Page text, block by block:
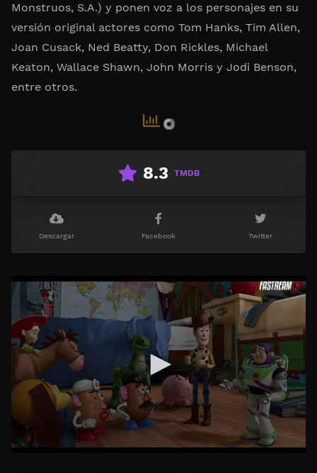
Monstruos, S.A.) y ponen voz a los personajes en su
versión original actores como Tom Hanks, Tim Allen,
Joan Cusack, Ned Beatty, Don Rickles, Michael
Keaton, Wallace Shawn, John Morris y Jodi Benson,
entre otros.
8.3 TMDB
Descargar Facebook Twitter